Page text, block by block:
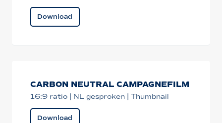
Download
CARBON NEUTRAL CAMPAGNEFILM
16:9 ratio | NL gesproken | Thumbnail
Download